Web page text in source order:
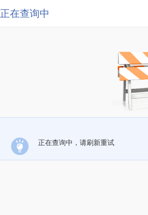
正在查询中
正在查询中，请刷新重试